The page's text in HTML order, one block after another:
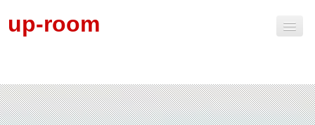
up-room
ビジネスパートナー募集掲示板掲載申込